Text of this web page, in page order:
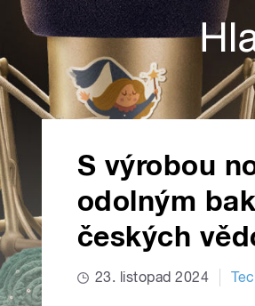
S výrobou
odolným
českých
23. listopad 2024